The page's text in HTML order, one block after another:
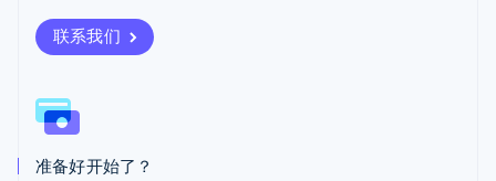
联系我们
准备好开始了？
English
斯洛伐克
斯洛文尼亚
English
泰国
ไทยEnglish